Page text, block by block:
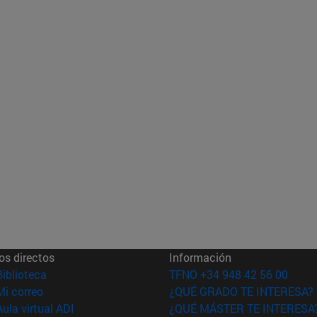
directos
(abre en nueva ventana)
correo(abre en nueva ventana)
virtual ADI (abre en nueva ventana)
Información
TFNO +34 948 42 56 00
¿QUÉ GRADO TE INTERESA?
¿QUÉ MÁSTER TE